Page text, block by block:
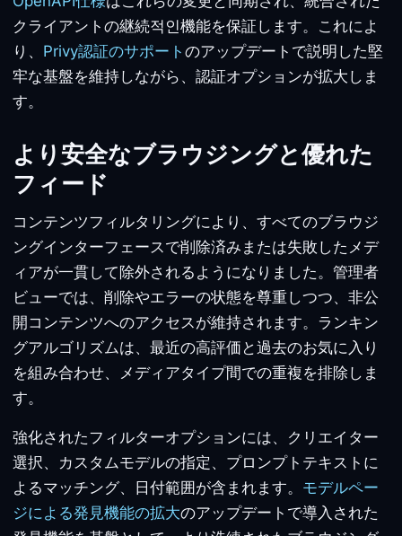
クライアントの継続적인機能を保証します。これによ
り、 Privy認証のサポート のアップデートで説明した堅
牢な基盤を維持しながら、認証オプションが拡大しま
す。
より安全なブラウジングと優れた
フィード
コンテンツフィルタリングにより、すべてのブラウジ
ングインターフェースで削除済みまたは失敗したメデ
ィアが一貫して除外されるようになりました。管理者
ビューでは、削除やエラーの状態を尊重しつつ、非公
開コンテンツへのアクセスが維持されます。ランキン
グアルゴリズムは、最近の高評価と過去のお気に入り
を組み合わせ、メディアタイプ間での重複を排除しま
す。
強化されたフィルターオプションには、クリエイター
選択、カスタムモデルの指定、プロンプトテキストに
よるマッチング、日付範囲が含まれます。 モデルペー
ジによる発見機能の拡大のアップデートで導入された